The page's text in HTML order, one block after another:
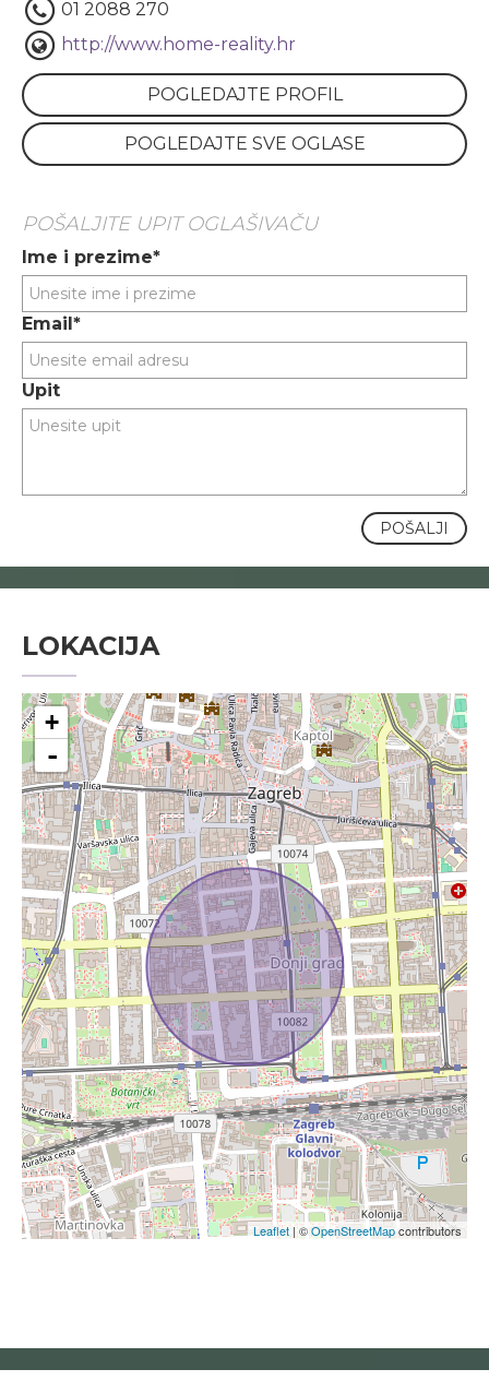
01 2088 270
http://www.home-reality.hr
POGLEDAJTE PROFIL
POGLEDAJTE SVE OGLASE
POŠALJITE UPIT OGLAŠIVAČU
Ime i prezime*
Email*
Upit
POŠALJI
LOKACIJA
+
-
Leaflet| ©OpenStreetMapcontributors